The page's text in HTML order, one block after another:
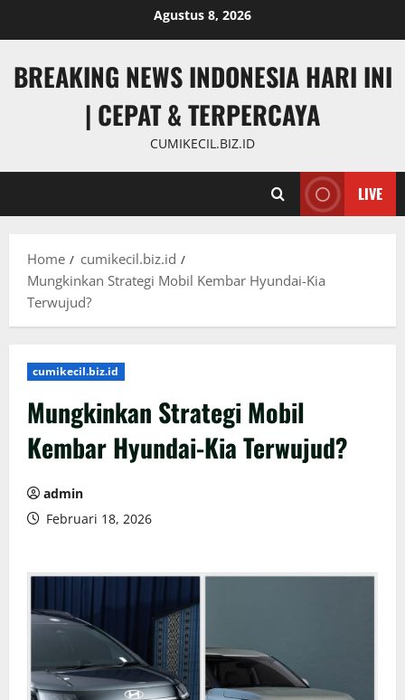
Agustus 8, 2026
BREAKING NEWS INDONESIA HARI INI
| CEPAT & TERPERCAYA
CUMIKECIL.BIZ.ID
LIVE
Home
cumikecil.biz.id
Mungkinkan Strategi Mobil Kembar Hyundai-Kia
Terwujud?
cumikecil.biz.id
Mungkinkan Strategi Mobil
Kembar Hyundai-Kia Terwujud?
admin
Februari 18, 2026